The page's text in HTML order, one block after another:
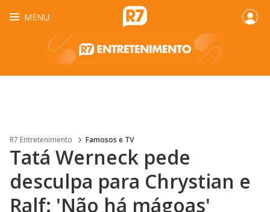
MENU
R7 Entretenimento Famosos e TV
Tatá Werneck pede
desculpa para Chrystian e
Ralf: 'Não há mágoas'